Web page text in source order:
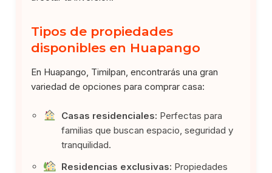
Tipos de propiedades
disponibles en Huapango
En Huapango, Timilpan, encontrarás una gran
variedad de opciones para comprar casa:
Casas residenciales: Perfectas para
familias que buscan espacio, seguridad y
tranquilidad.
Residencias exclusivas: Propiedades